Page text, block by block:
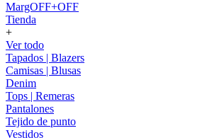
MargOFF+OFF
Tienda
+
Ver todo
Tapados | Blazers
Camisas | Blusas
Denim
Tops | Remeras
Pantalones
Tejido de punto
Vestidos